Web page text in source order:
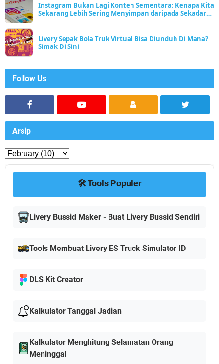
Instagram Bukan Lagi Konten Sementara: Kenapa Kita
Sekarang Lebih Sering Menyimpan daripada Sekadar
Livery Sepak Bola Truk Virtual Bisa Diunduh Di Mana?
Simak Di Sini
Follow Us
Arsip
🛠️ Tools Populer
Livery Bussid Maker - Buat Livery Bussid Sendiri
Tools Membuat Livery ES Truck Simulator ID
DLS Kit Creator
Kalkulator Tanggal Jadian
Kalkulator Menghitung Selamatan Orang
Meninggal